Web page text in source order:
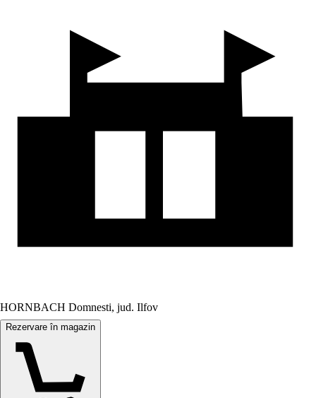
HORNBACH Domnesti, jud. Ilfov
Rezervare în magazin